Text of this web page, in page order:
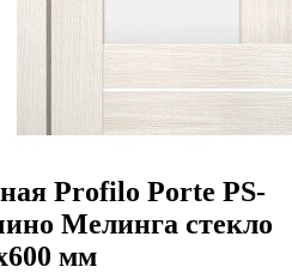
Profilo Porte PS-
Мелинга стекло
мм